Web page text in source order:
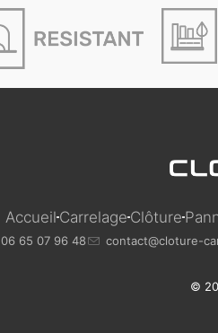
Accueil Carrelage Clôture
06 65 07 96 48 contact@cloture-
©